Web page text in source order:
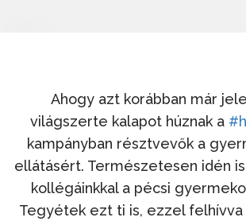
Ahogy azt korábban már
világszerte kalapot húznak a
kampányban résztvevők a
ellátásért. Természetesen idén
kollégáinkkal a pécsi
Tegyétek ezt ti is, ezzel